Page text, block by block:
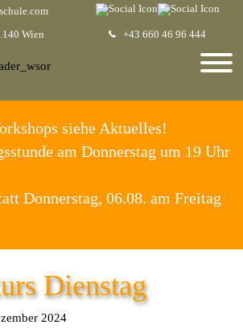
+43 660 46 96 444
Wien
siehe Aktuelles!
am Donnerstag um 19 Uhr
Donnerstag, 06.08. am Freitag
Dienstag
2024